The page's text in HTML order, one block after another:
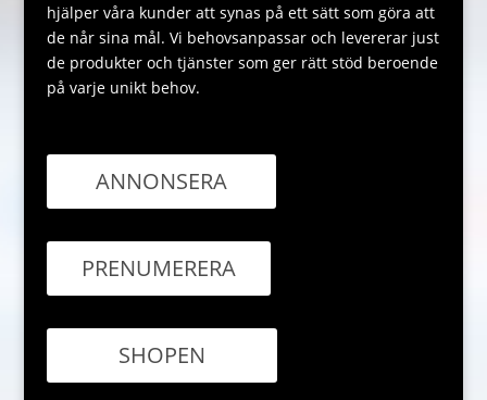
hjälper våra kunder att synas på ett sätt som göra att
de når sina mål. Vi behovsanpassar och levererar just
de produkter och tjänster som ger rätt stöd beroende
på varje unikt behov.
ANNONSERA
PRENUMERERA
SHOPEN